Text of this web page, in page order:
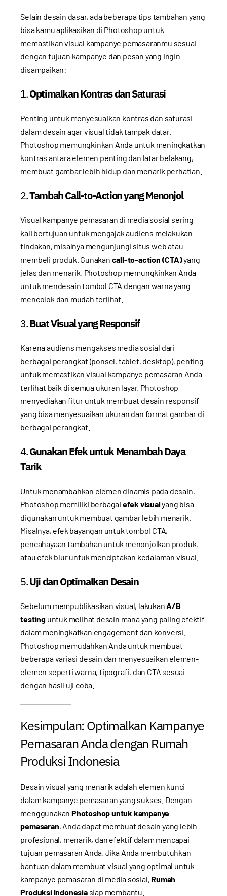
Selain desain dasar, ada beberapa tips tambahan yang
bisa kamu aplikasikan di Photoshop untuk
memastikan visual kampanye pemasaranmu sesuai
dengan tujuan kampanye dan pesan yang ingin
disampaikan:
1.Optimalkan Kontras dan Saturasi
Penting untuk menyesuaikan kontras dan saturasi
dalam desain agar visual tidak tampak datar.
Photoshop memungkinkan Anda untuk meningkatkan
kontras antara elemen penting dan latar belakang,
membuat gambar lebih hidup dan menarik perhatian.
2.Tambah Call-to-Action yang Menonjol
Visual kampanye pemasaran di media sosial sering
kali bertujuan untuk mengajak audiens melakukan
tindakan, misalnya mengunjungi situs web atau
membeli produk. Gunakan call-to-action (CTA)yang
jelas dan menarik. Photoshop memungkinkan Anda
untuk mendesain tombol CTA dengan warna yang
mencolok dan mudah terlihat.
3.Buat Visual yang Responsif
Karena audiens mengakses media sosial dari
berbagai perangkat (ponsel, tablet, desktop), penting
untuk memastikan visual kampanye pemasaran Anda
terlihat baik di semua ukuran layar. Photoshop
menyediakan fitur untuk membuat desain responsif
yang bisa menyesuaikan ukuran dan format gambar di
berbagai perangkat.
4.Gunakan Efek untuk Menambah Daya
Tarik
Untuk menambahkan elemen dinamis pada desain,
Photoshop memiliki berbagai efek visualyang bisa
digunakan untuk membuat gambar lebih menarik.
Misalnya, efek bayangan untuk tombol CTA,
pencahayaan tambahan untuk menonjolkan produk,
atau efek blur untuk menciptakan kedalaman visual.
5.Uji dan Optimalkan Desain
Sebelum mempublikasikan visual, lakukan A/B
testinguntuk melihat desain mana yang paling efektif
dalam meningkatkan engagement dan konversi.
Photoshop memudahkan Anda untuk membuat
beberapa variasi desain dan menyesuaikan elemen-
elemen seperti warna, tipografi, dan CTA sesuai
dengan hasil uji coba.
Kesimpulan: Optimalkan Kampanye
Pemasaran Anda dengan Rumah
Produksi Indonesia
Desain visual yang menarik adalah elemen kunci
dalam kampanye pemasaran yang sukses. Dengan
menggunakan Photoshop untuk kampanye
pemasaran, Anda dapat membuat desain yang lebih
profesional, menarik, dan efektif dalam mencapai
tujuan pemasaran Anda. Jika Anda membutuhkan
bantuan dalam membuat visual yang optimal untuk
kampanye pemasaran di media sosial, Rumah
Produksi Indonesiasiap membantu.